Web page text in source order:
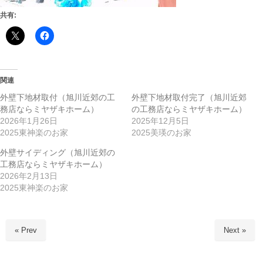
共有:
関連
外壁下地材取付（旭川近郊の工
務店ならミヤザキホーム）
2026年1月26日
2025東神楽のお家
外壁下地材取付完了（旭川近郊
の工務店ならミヤザキホーム）
2025年12月5日
2025美瑛のお家
外壁サイディング（旭川近郊の
工務店ならミヤザキホーム）
2026年2月13日
2025東神楽のお家
« Prev Next »